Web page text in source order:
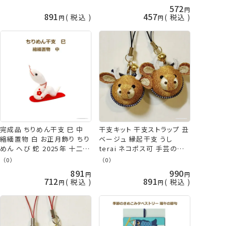
891 税込
572
457 税込
完成品 ちりめん干支 巳 中
縮緬置物 白 お正月飾り ちり
めん へび 蛇 2025年 十二支
縁起物 ぬいぐるみ ネコポス
（0）
891
712 税込
干支キット 干支ストラップ 丑
ベージュ 縁起干支 うし
terai ネコポス可 手芸の山
久
（0）
990
891 税込